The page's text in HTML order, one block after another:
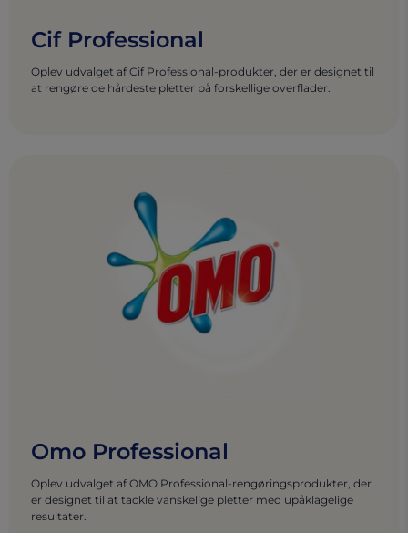
Cif Professional
Oplev udvalget af Cif Professional-produkter, der er designet til
at rengøre de hårdeste pletter på forskellige overflader.
Omo Professional
Oplev udvalget af OMO Professional-rengøringsprodukter, der
er designet til at tackle vanskelige pletter med upåklagelige
resultater.